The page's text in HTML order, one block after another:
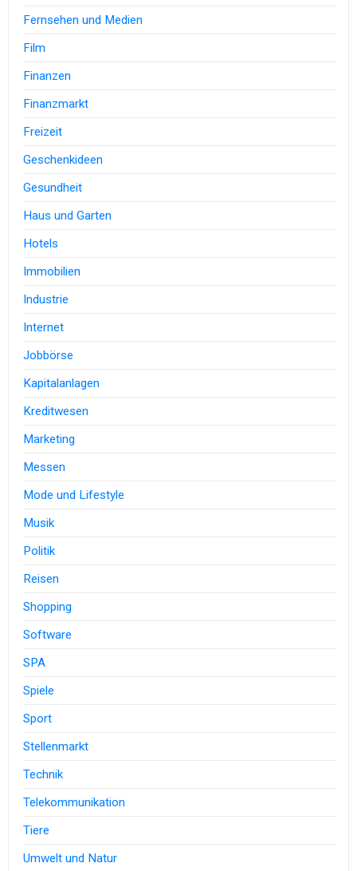
Fernsehen und Medien
Film
Finanzen
Finanzmarkt
Freizeit
Geschenkideen
Gesundheit
Haus und Garten
Hotels
Immobilien
Industrie
Internet
Jobbörse
Kapitalanlagen
Kreditwesen
Marketing
Messen
Mode und Lifestyle
Musik
Politik
Reisen
Shopping
Software
SPA
Spiele
Sport
Stellenmarkt
Technik
Telekommunikation
Tiere
Umwelt und Natur